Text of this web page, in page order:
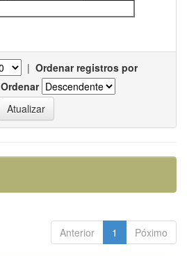
| Ordenar registros por
Ordenar
Anterior 1 Póximo